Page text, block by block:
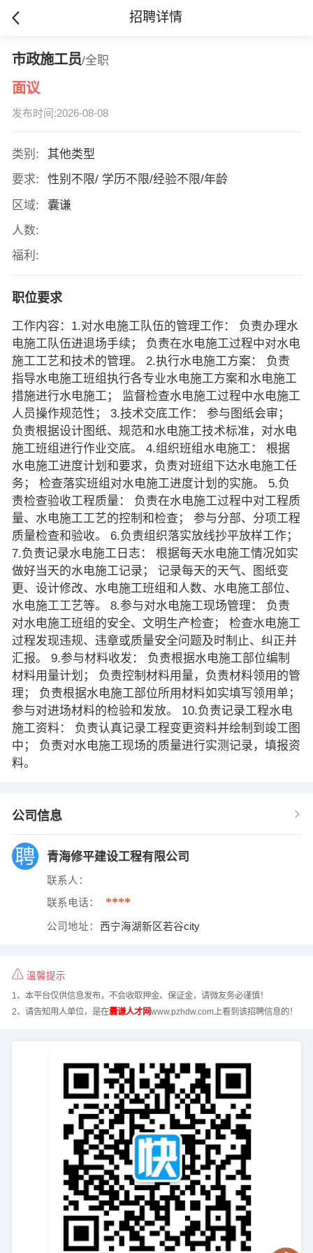
招聘详情
市政施工员/全职
面议
发布时间:2026-08-08
类别:
其他类型
要求:
性别不限/ 学历不限/经验不限/年龄
区域:
囊谦
人数:
福利:
职位要求
工作内容：1.对水电施工队伍的管理工作： 负责办理水
电施工队伍进退场手续； 负责在水电施工过程中对水电
施工工艺和技术的管理。 2.执行水电施工方案： 负责
指导水电施工班组执行各专业水电施工方案和水电施工
措施进行水电施工； 监督检查水电施工过程中水电施工
人员操作规范性； 3.技术交底工作： 参与图纸会审；
负责根据设计图纸、规范和水电施工技术标准，对水电
施工班组进行作业交底。 4.组织班组水电施工： 根据
水电施工进度计划和要求，负责对班组下达水电施工任
务； 检查落实班组对水电施工进度计划的实施。 5.负
责检查验收工程质量： 负责在水电施工过程中对工程质
量、水电施工工艺的控制和检查； 参与分部、分项工程
质量检查和验收。 6.负责组织落实放线抄平放样工作；
7.负责记录水电施工日志： 根据每天水电施工情况如实
做好当天的水电施工记录； 记录每天的天气、图纸变
更、设计修改、水电施工班组和人数、水电施工部位、
水电施工工艺等。 8.参与对水电施工现场管理： 负责
对水电施工班组的安全、文明生产检查； 检查水电施工
过程发现违规、违章或质量安全问题及时制止、纠正并
汇报。 9.参与材料收发： 负责根据水电施工部位编制
材料用量计划； 负责控制材料用量，负责材料领用的管
理； 负责根据水电施工部位所用材料如实填写领用单；
参与对进场材料的检验和发放。 10.负责记录工程水电
施工资料： 负责认真记录工程变更资料并绘制到竣工图
中； 负责对水电施工现场的质量进行实测记录，填报资
料。
公司信息
青海修平建设工程有限公司
联系人：
联系电话： ****
公司地址： 西宁海湖新区若谷city
温馨提示
1、本平台仅供信息发布，不会收取押金、保证金，请微友务必谨慎！
2、请告知用人单位，是在囊谦人才网www.pzhdw.com上看到该招聘信息的！